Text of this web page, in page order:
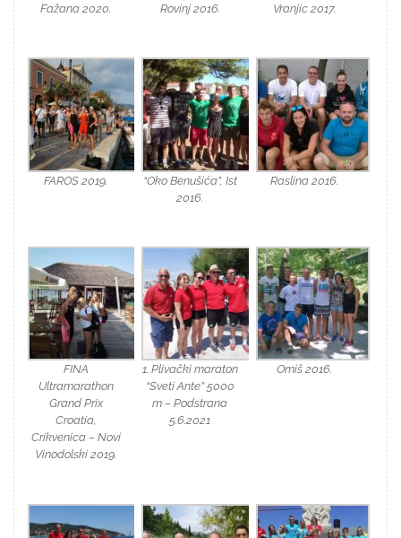
Fažana 2020. Rovinj 2016. Vranjic 2017.
FAROS 2019.
“Oko Benušića”, Ist
2016.
Raslina 2016.
FINA
Ultramarathon
Grand Prix
Croatia,
Crikvenica – Novi
Vinodolski 2019.
1. Plivački maraton
“Sveti Ante” 5000
m – Podstrana
5.6.2021
Omiš 2016.